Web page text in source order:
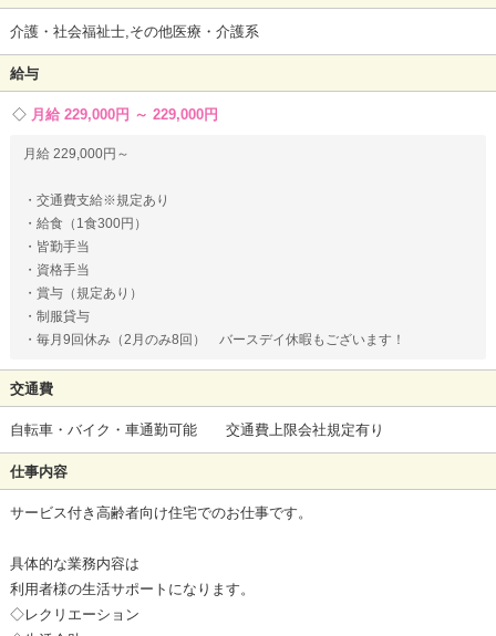
介護・社会福祉士,その他医療・介護系
給与
月給 229,000円 ～ 229,000円
月給 229,000円～
・交通費支給※規定あり
・給食（1食300円）
・皆勤手当
・資格手当
・賞与（規定あり）
・制服貸与
・毎月9回休み（2月のみ8回） バースデイ休暇もございます！
交通費
自転車・バイク・車通勤可能 交通費上限会社規定有り
仕事内容
サービス付き高齢者向け住宅でのお仕事です。
具体的な業務内容は
利用者様の生活サポートになります。
◇レクリエーション